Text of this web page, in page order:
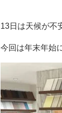
13日は天候が不
今回は年末年始